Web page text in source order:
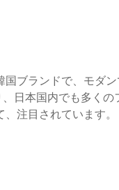
ブランドで、モダ
日本国内でも多くの
注目されています。